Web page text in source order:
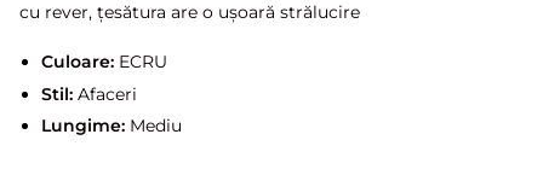
cu rever, țesătura are o ușoară strălucire
Culoare:ECRU
Stil:Afaceri
Lungime:Mediu